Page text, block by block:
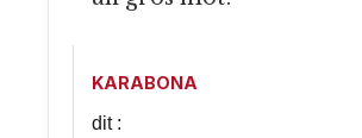
KARABONA
dit :